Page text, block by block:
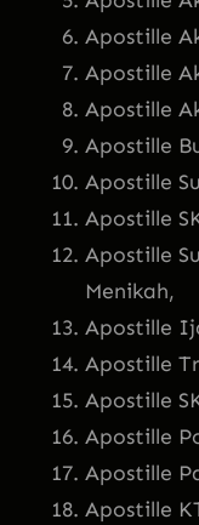
Apostille
Apostille
Apostille
Apostille
Apostille
Apostille
Apostille
Menikah,
Apostille
Apostille
Apostille
Apostille
Apostille
Apostille